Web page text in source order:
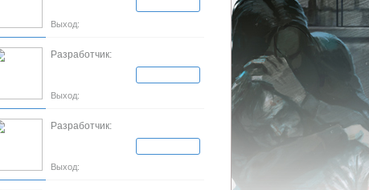
Выход:
Разработчик:
Выход:
Разработчик:
Выход: